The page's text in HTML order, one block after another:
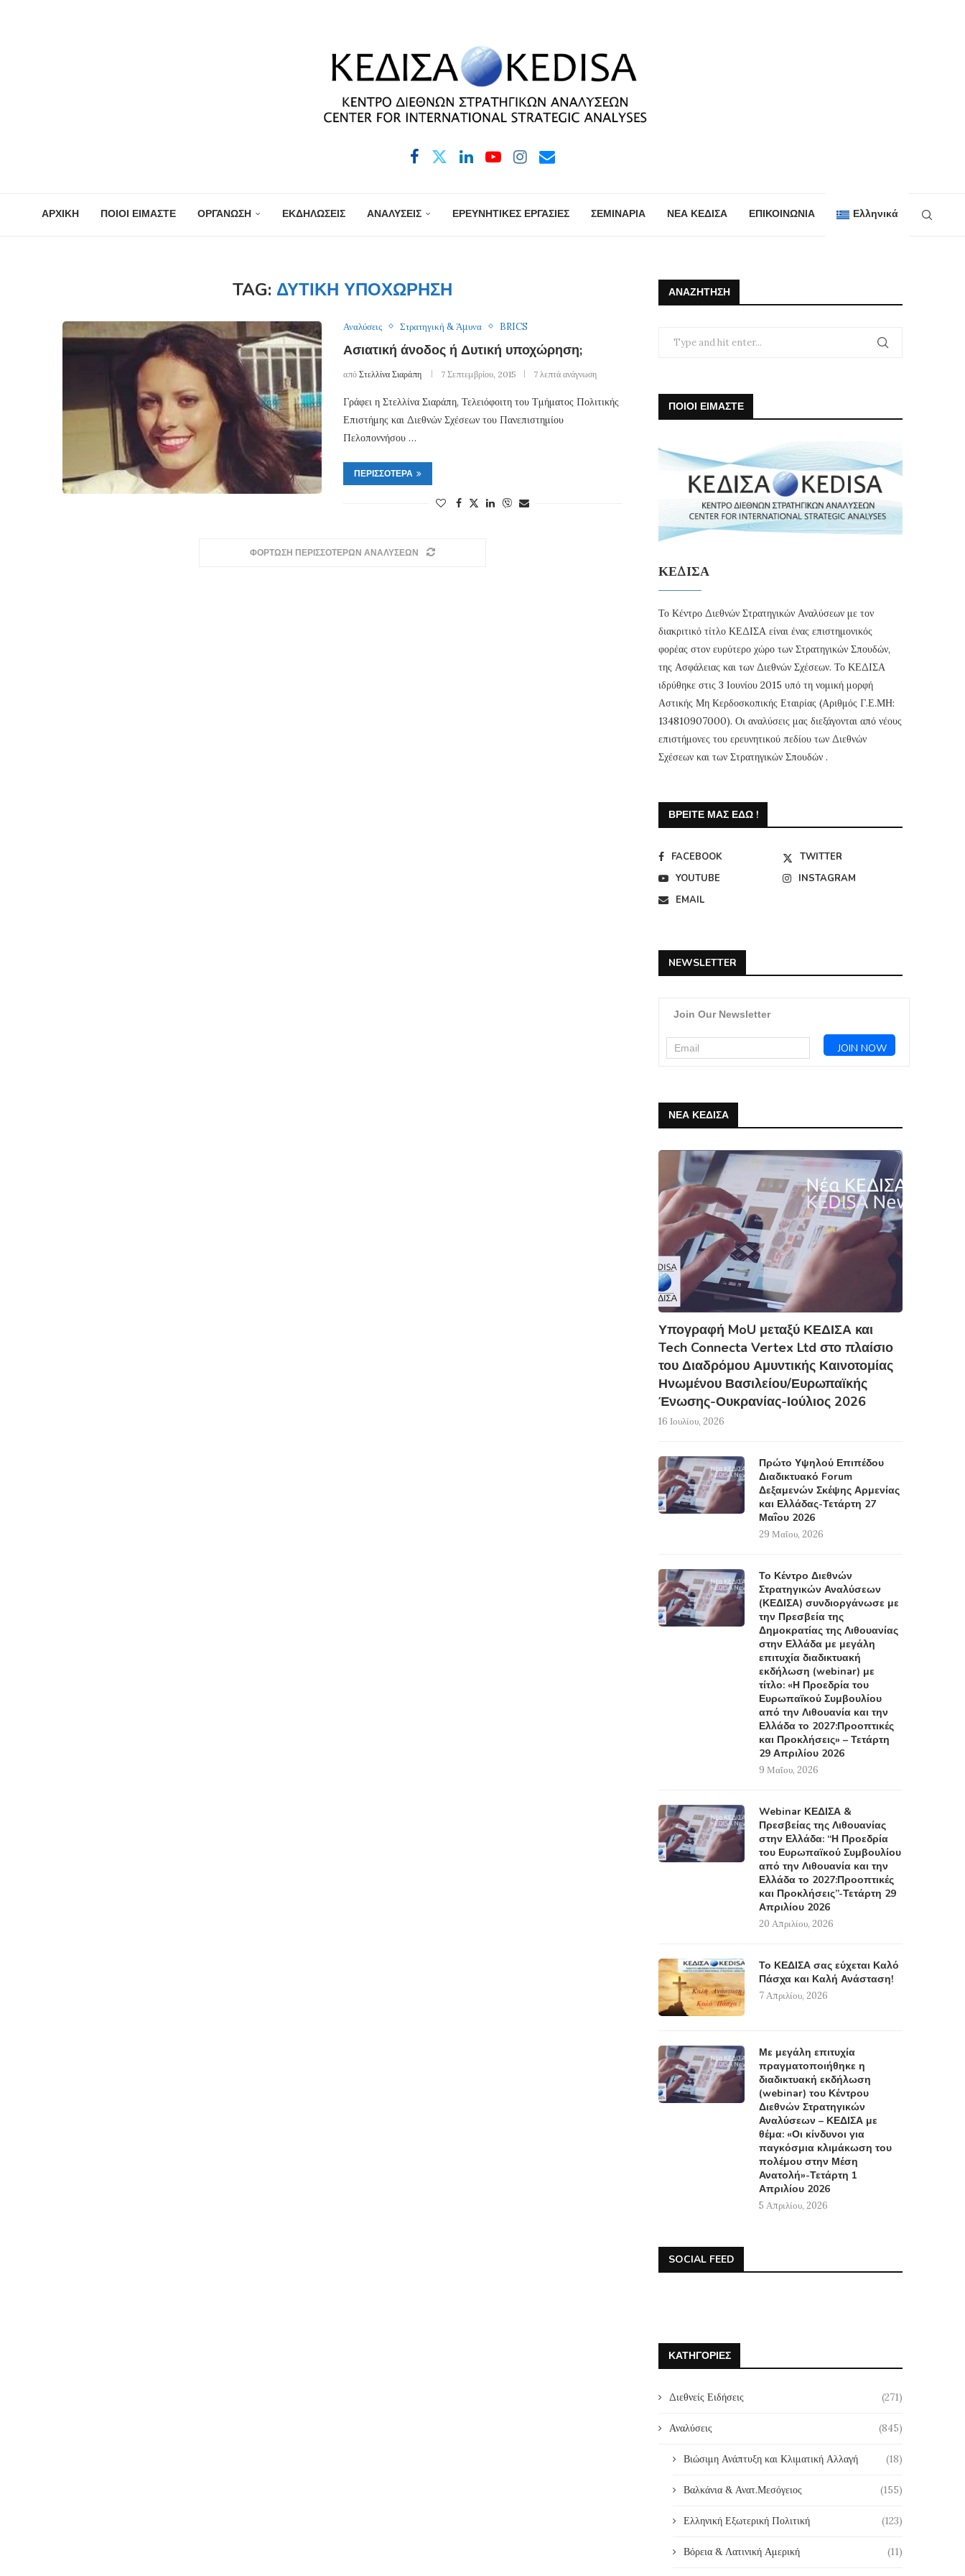
ΑΡΧΙΚΗ ΠΟΙΟΙ ΕΙΜΑΣΤΕ ΟΡΓΑΝΩΣΗ ΕΚΔΗΛΩΣΕΙΣ ΑΝΑΛΥΣΕΙΣ ΕΡΕΥΝΗΤΙΚΕΣ ΕΡΓΑΣΙΕΣ ΣΕΜΙΝΑΡΙΑ ΝΕΑ ΚΕΔΙΣΑ ΕΠΙΚΟΙΝΩΝΙΑ Ελληνικά
TAG: ΔΥΤΙΚΉ ΥΠΟΧΏΡΗΣΗ
Αναλύσεις Στρατηγική & Άμυνα BRICS
Ασιατική άνοδος ή Δυτική υποχώρηση;
από Στελλίνα Σιαράπη 7 Σεπτεμβρίου, 2015 7 λεπτά ανάγνωση
Γράφει η Στελλίνα Σιαράπη, Τελειόφοιτη του Τμήματος Πολιτικής
Επιστήμης και Διεθνών Σχέσεων του Πανεπιστημίου
Πελοποννήσου …
ΠΕΡΙΣΣΌΤΕΡΑ
ΦΟΡΤΩΣΗ ΠΕΡΙΣΣΟΤΕΡΩΝ ΑΝΑΛΥΣΕΩΝ
ΑΝΑΖΉΤΗΣΗ
ΠΟΙΟΙ ΕΙΜΑΣΤΕ
ΚΕΔΙΣΑ
Το Κέντρο Διεθνών Στρατηγικών Αναλύσεων με τον
διακριτικό τίτλο ΚΕΔΙΣΑ είναι ένας επιστημονικός
φορέας στον ευρύτερο χώρο των Στρατηγικών Σπουδών,
της Ασφάλειας και των Διεθνών Σχέσεων. Το ΚΕΔΙΣΑ
ιδρύθηκε στις 3 Ιουνίου 2015 υπό τη νομική μορφή
Αστικής Μη Κερδοσκοπικής Εταιρίας (Αριθμός Γ.Ε.ΜΗ:
134810907000). Οι αναλύσεις μας διεξάγονται από νέους
επιστήμονες του ερευνητικού πεδίου των Διεθνών
Σχέσεων και των Στρατηγικών Σπουδών .
ΒΡΕΊΤΕ ΜΑΣ ΕΔΏ !
FACEBOOK
TWITTER
YOUTUBE
INSTAGRAM
EMAIL
NEWSLETTER
Join Our Newsletter
ΝΕΑ ΚΕΔΙΣΑ
Υπογραφή MoU μεταξύ ΚΕΔΙΣΑ και
Tech Connecta Vertex Ltd στο πλαίσιο
του Διαδρόμου Αμυντικής Καινοτομίας
Ηνωμένου Βασιλείου/Ευρωπαϊκής
Ένωσης-Ουκρανίας-Ιούλιος 2026
16 Ιουλίου, 2026
Πρώτο Υψηλού Επιπέδου
Διαδικτυακό Forum
Δεξαμενών Σκέψης Αρμενίας
και Ελλάδας-Τετάρτη 27
Μαΐου 2026
29 Μαΐου, 2026
Το Κέντρο Διεθνών
Στρατηγικών Αναλύσεων
(ΚΕΔΙΣΑ) συνδιοργάνωσε με
την Πρεσβεία της
Δημοκρατίας της Λιθουανίας
στην Ελλάδα με μεγάλη
επιτυχία διαδικτυακή
εκδήλωση (webinar) με
τίτλο: «Η Προεδρία του
Ευρωπαϊκού Συμβουλίου
από την Λιθουανία και την
Ελλάδα το 2027:Προοπτικές
και Προκλήσεις» – Τετάρτη
29 Απριλίου 2026
9 Μαΐου, 2026
Webinar ΚΕΔΙΣΑ &
Πρεσβείας της Λιθουανίας
στην Ελλάδα: “Η Προεδρία
του Ευρωπαϊκού Συμβουλίου
από την Λιθουανία και την
Ελλάδα το 2027:Προοπτικές
και Προκλήσεις”-Τετάρτη 29
Απριλίου 2026
20 Απριλίου, 2026
Το ΚΕΔΙΣΑ σας εύχεται Καλό
Πάσχα και Καλή Ανάσταση!
7 Απριλίου, 2026
Με μεγάλη επιτυχία
πραγματοποιήθηκε η
διαδικτυακή εκδήλωση
(webinar) του Κέντρου
Διεθνών Στρατηγικών
Αναλύσεων – ΚΕΔΙΣΑ με
θέμα: «Οι κίνδυνοι για
παγκόσμια κλιμάκωση του
πολέμου στην Μέση
Ανατολή»-Τετάρτη 1
Απριλίου 2026
5 Απριλίου, 2026
SOCIAL FEED
ΚΑΤΗΓΟΡΊΕΣ
Διεθνείς Ειδήσεις (271)
Αναλύσεις (845)
Βιώσιμη Ανάπτυξη και Κλιματική Αλλαγή (18)
Βαλκάνια & Ανατ.Μεσόγειος (155)
Ελληνική Εξωτερική Πολιτική (123)
Βόρεια & Λατινική Αμερική (11)